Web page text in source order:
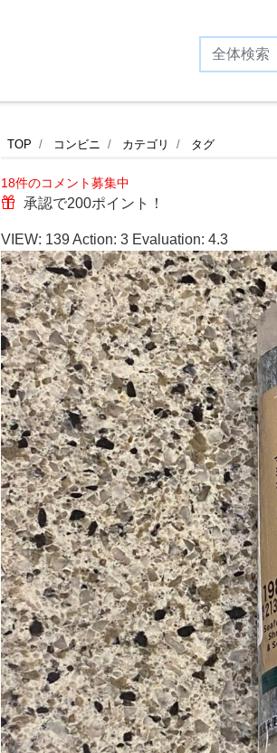
セ
ブ
ン
イ
レ
ブ
ン
の
お
に
ぎ
り
コ
ー
TOP コンビニ カテゴリ タグ
18件のコメント募集中
承認で200ポイント！
VIEW: 139Action: 3 Evaluation: 4.3